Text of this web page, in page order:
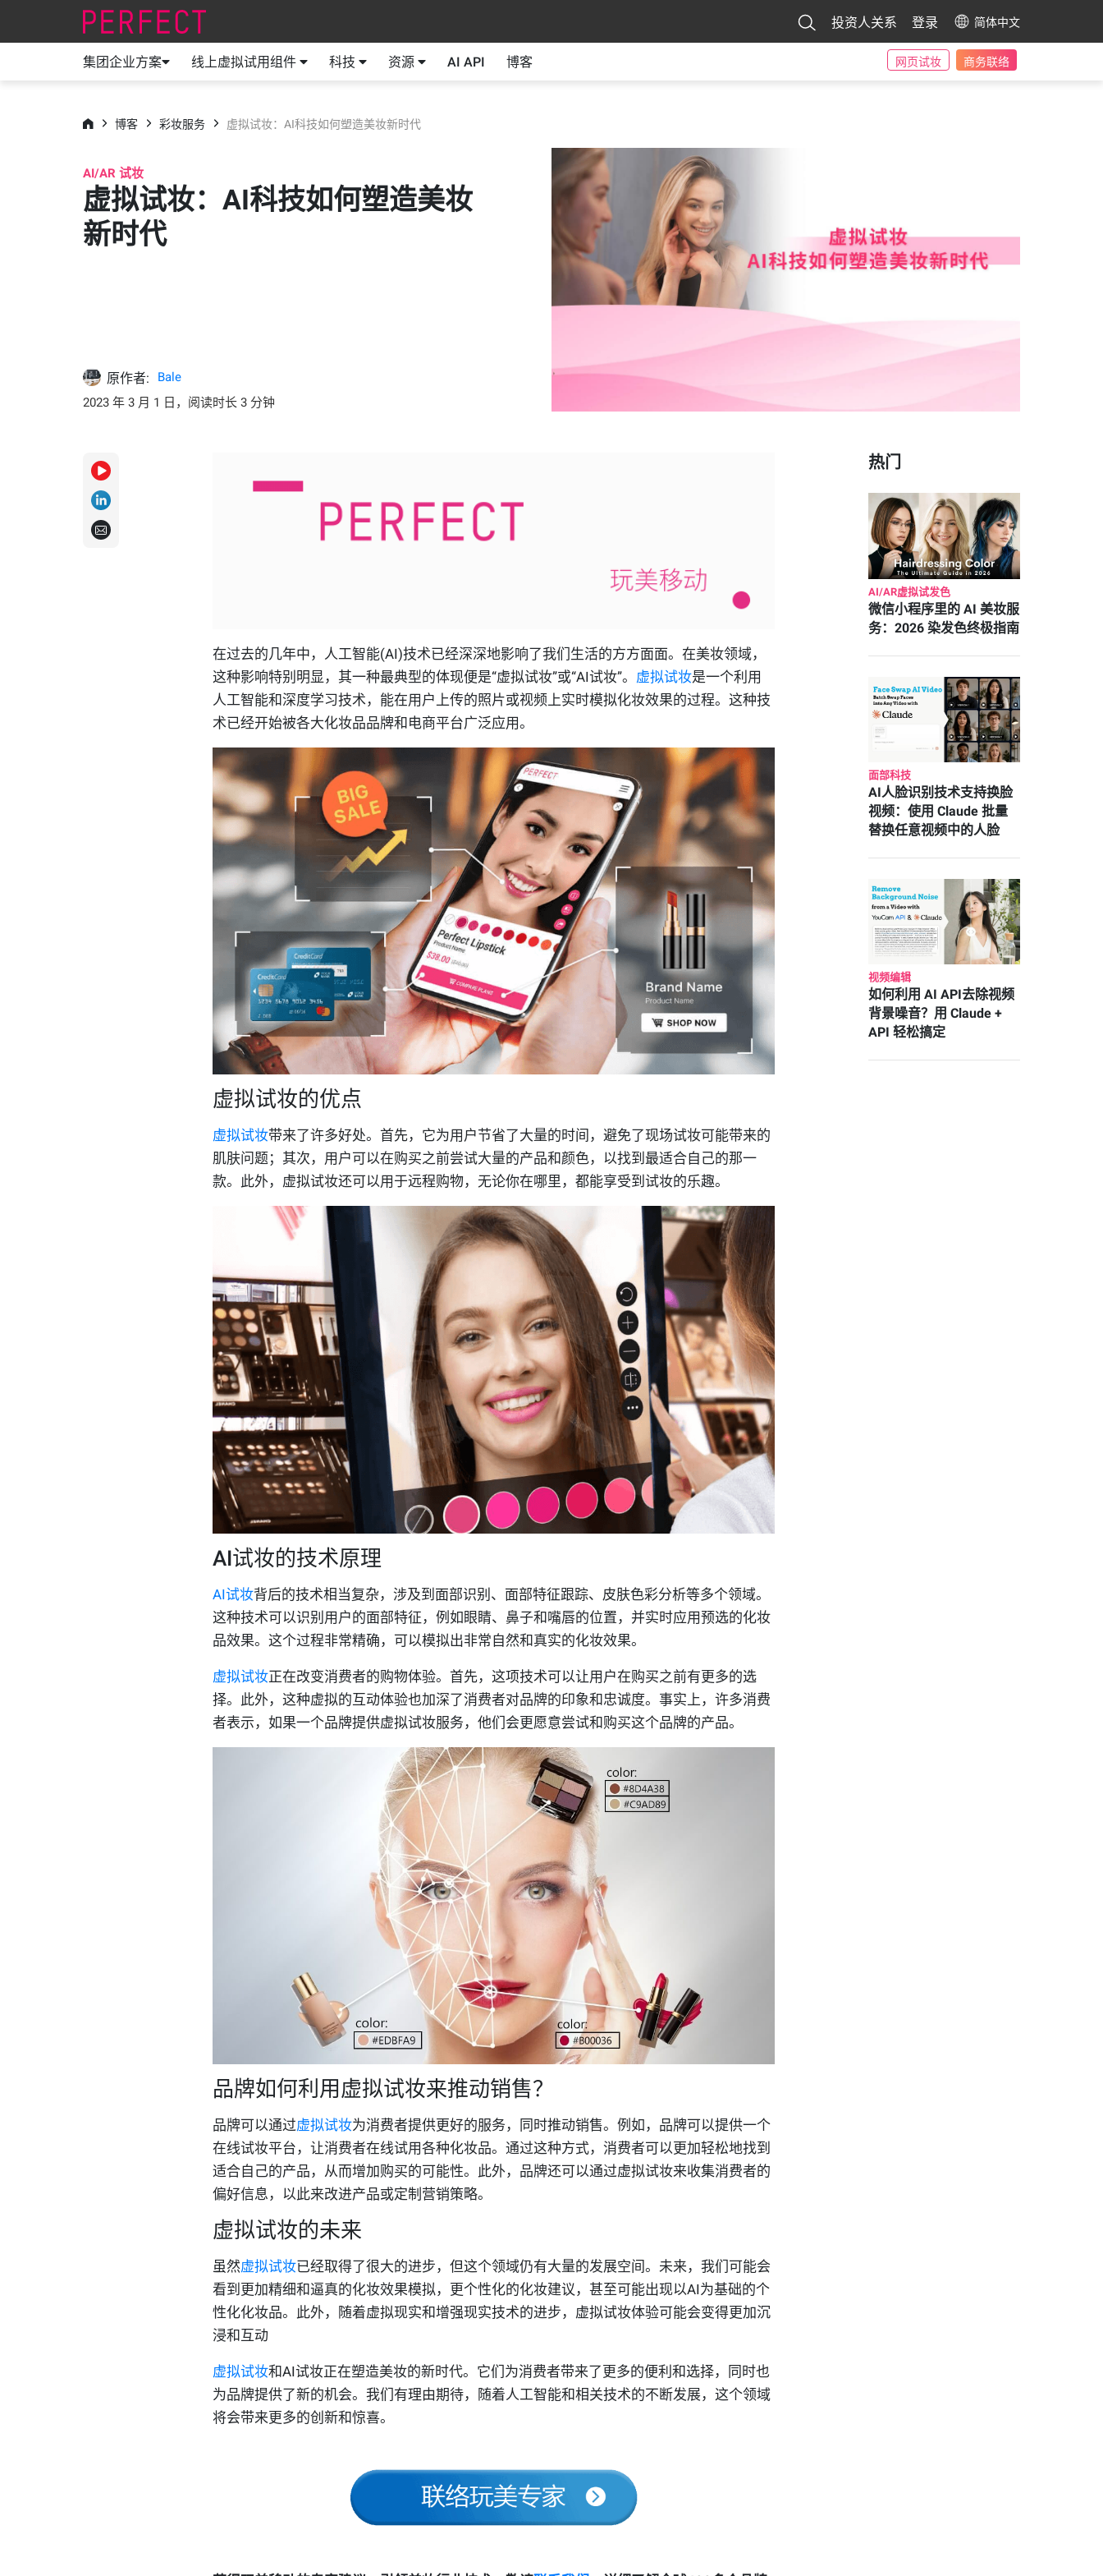
投资人关系 登录 简体中文
集团企业方案 线上虚拟试用组件 科技 资源 AI API 博客 网页试妆 商务联络
博客 彩妆服务 虚拟试妆：AI科技如何塑造美妆新时代
AI/AR 试妆
虚拟试妆：AI科技如何塑造美妆
新时代
原作者:
Bale
2023 年 3 月 1 日，阅读时长 3 分钟
在过去的几年中，人工智能(AI)技术已经深深地影响了我们生活的方方面面。在美妆领域，
这种影响特别明显，其一种最典型的体现便是“虚拟试妆”或“AI试妆”。 虚拟试妆是一个利用
人工智能和深度学习技术，能在用户上传的照片或视频上实时模拟化妆效果的过程。这种技
术已经开始被各大化妆品品牌和电商平台广泛应用。
虚拟试妆的优点
虚拟试妆带来了许多好处。首先，它为用户节省了大量的时间，避免了现场试妆可能带来的
肌肤问题；其次，用户可以在购买之前尝试大量的产品和颜色，以找到最适合自己的那一
款。此外，虚拟试妆还可以用于远程购物，无论你在哪里，都能享受到试妆的乐趣。
AI试妆的技术原理
AI试妆背后的技术相当复杂，涉及到面部识别、面部特征跟踪、皮肤色彩分析等多个领域。
这种技术可以识别用户的面部特征，例如眼睛、鼻子和嘴唇的位置，并实时应用预选的化妆
品效果。这个过程非常精确，可以模拟出非常自然和真实的化妆效果。
虚拟试妆正在改变消费者的购物体验。首先，这项技术可以让用户在购买之前有更多的选
择。此外，这种虚拟的互动体验也加深了消费者对品牌的印象和忠诚度。事实上，许多消费
者表示，如果一个品牌提供虚拟试妆服务，他们会更愿意尝试和购买这个品牌的产品。
品牌如何利用虚拟试妆来推动销售？
品牌可以通过虚拟试妆为消费者提供更好的服务，同时推动销售。例如，品牌可以提供一个
在线试妆平台，让消费者在线试用各种化妆品。通过这种方式，消费者可以更加轻松地找到
适合自己的产品，从而增加购买的可能性。此外，品牌还可以通过虚拟试妆来收集消费者的
偏好信息，以此来改进产品或定制营销策略。
虚拟试妆的未来
虽然虚拟试妆已经取得了很大的进步，但这个领域仍有大量的发展空间。未来，我们可能会
看到更加精细和逼真的化妆效果模拟，更个性化的化妆建议，甚至可能出现以AI为基础的个
性化化妆品。此外，随着虚拟现实和增强现实技术的进步，虚拟试妆体验可能会变得更加沉
浸和互动
虚拟试妆和AI试妆正在塑造美妆的新时代。它们为消费者带来了更多的便利和选择，同时也
为品牌提供了新的机会。我们有理由期待，随着人工智能和相关技术的不断发展，这个领域
将会带来更多的创新和惊喜。
热门
AI/AR虚拟试发色
微信小程序里的 AI 美妆服
务：2026 染发色终极指南
面部科技
AI人脸识别技术支持换脸
视频：使用 Claude 批量
替换任意视频中的人脸
视频编辑
如何利用 AI API去除视频
背景噪音？用 Claude +
API 轻松搞定